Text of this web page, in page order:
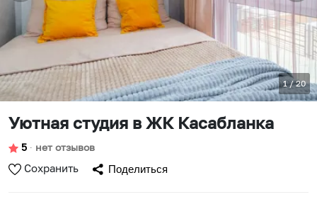
1/20
Уютная студия в ЖК Касабланка
5 ∙ нет отзывов
Сохранить Поделиться